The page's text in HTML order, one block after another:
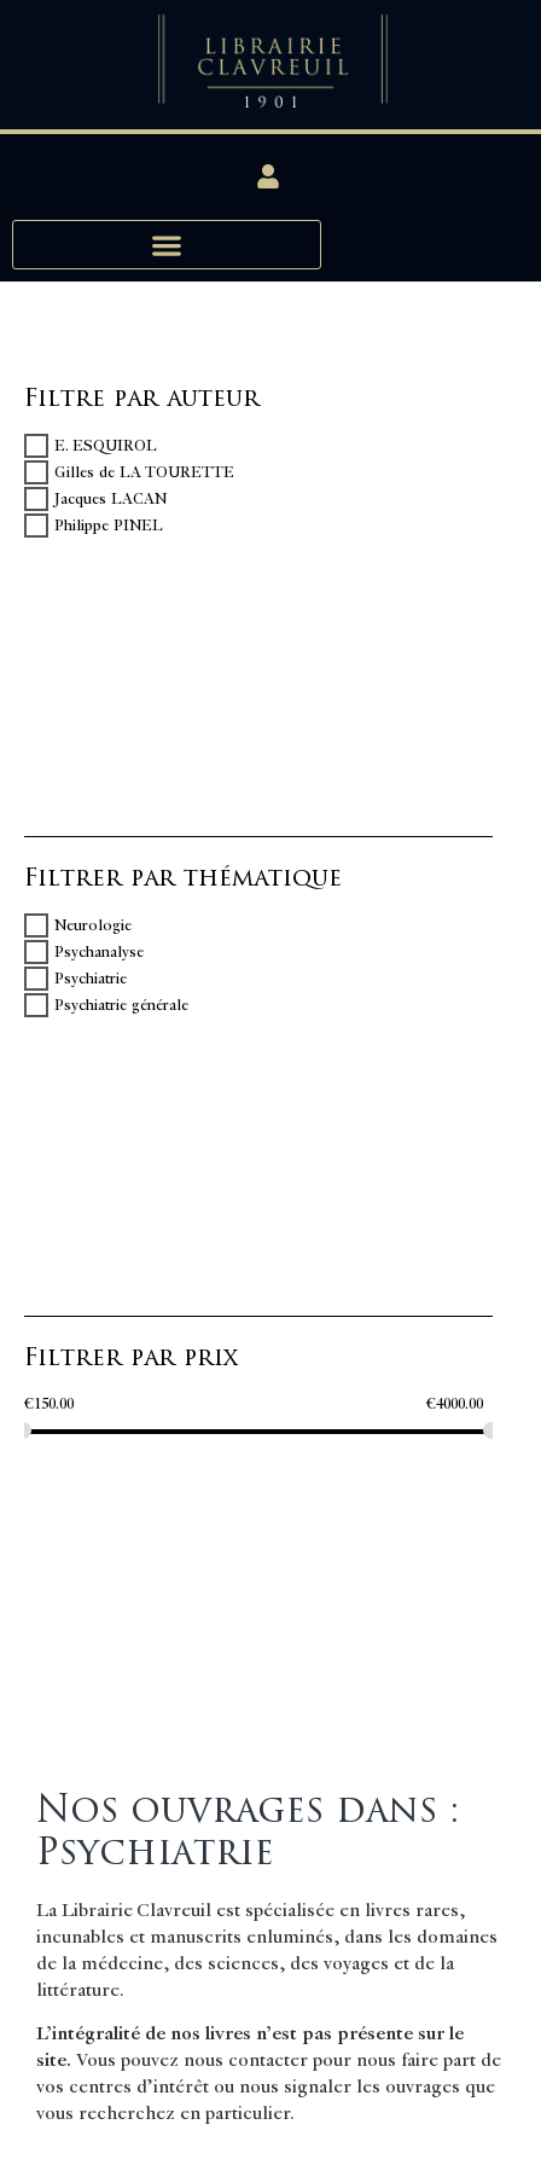
Filtre par auteur
E. ESQUIROL
Gilles de LA TOURETTE
Jacques LACAN
Philippe PINEL
Filtrer par thématique
Neurologie
Psychanalyse
Psychiatrie
Psychiatrie générale
Filtrer par prix
€150.00 €4000.00
Nos ouvrages dans :
Psychiatrie
La Librairie Clavreuil est spécialisée en livres rares,
incunables et manuscrits enluminés, dans les domaines
de la médecine, des sciences, des voyages et de la
littérature.
L’intégralité de nos livres n’est pas présente sur le
site. Vous pouvez nous contacter pour nous faire part de
vos centres d’intérêt ou nous signaler les ouvrages que
vous recherchez en particulier.